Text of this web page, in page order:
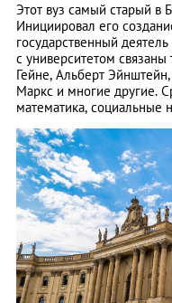
Этот вуз самый старый в
Инициировал его
государственный
с университетом
Гейне, Альберт
Маркс и многие другие.
математика, социальные